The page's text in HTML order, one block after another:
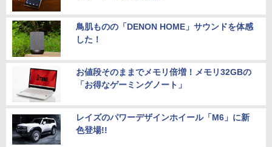
鳥肌ものの「DENON HOME」サウンドを体感
した！
お値段そのままでメモリ倍増！メモリ32GBの
「お得なゲーミングノート」
レイズのパワーデザインホイール「M6」に新
色登場!!